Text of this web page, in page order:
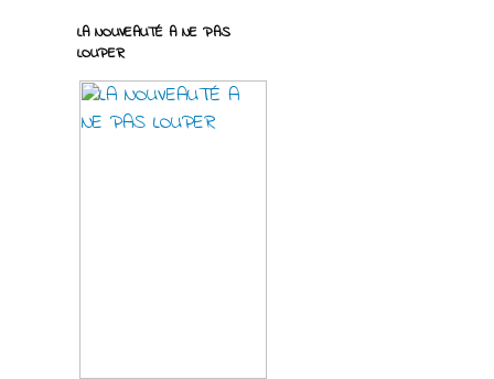
LA NOUVEAUTÉ A NE PAS
LOUPER